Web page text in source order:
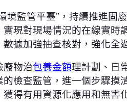
監管平臺”，持續推進固
現對現場情況的在線實
據加強抽查核對，強化全
廢物治包養金額理計劃、日
檢查監管，進一個步驟摸
得有用資源化應用和無害